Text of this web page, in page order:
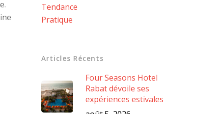
Tendance
Pratique
Articles Récents
Four Seasons Hotel
Rabat dévoile ses
expériences estivales